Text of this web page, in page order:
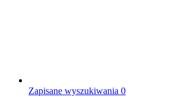
Zapisane wyszukiwania 0